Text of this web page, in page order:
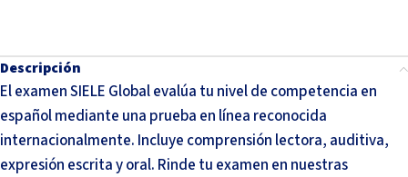
Descripción
El examen SIELE Global evalúa tu nivel de competencia en
español mediante una prueba en línea reconocida
internacionalmente. Incluye comprensión lectora, auditiva,
expresión escrita y oral. Rinde tu examen en nuestras